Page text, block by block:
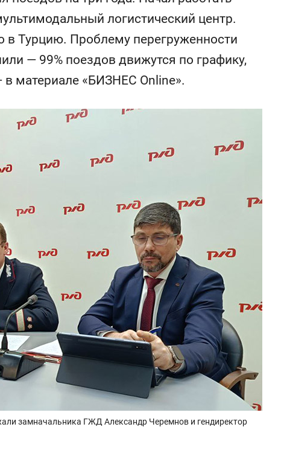
логистический центр.
в Турцию. Проблему перегруженности
— 99% поездов движутся по графику,
материале «БИЗНЕС Online».
замначальника ГЖД Александр Черемнов и гендиректор
антихрупких